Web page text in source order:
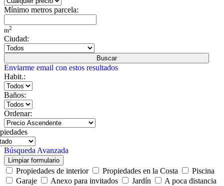
Mínimo metros parcela:
m2
Ciudad:
Buscar
Enviarme email con estos resultados
Habit.:
Baños:
Ordenar:
Búsqueda Avanzada
Limpiar formulario
Propiedades de interior Propiedades en la Costa
Piscina
Garaje
Anexo para invitados Jardín
A poca distancia